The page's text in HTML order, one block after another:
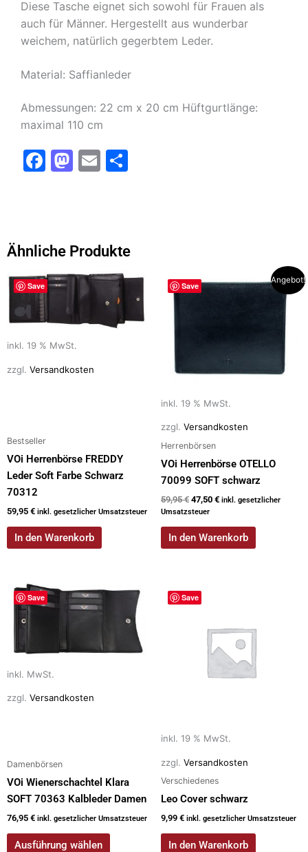
Diese Tasche eignet sich sowohl für Frauen als
auch für Männer. Hergestellt aus wunderbar
weichem, natürlich gegerbtem Leder.
Material: Saffianleder
Abmessungen: 22 cm x 20 cm Hüftgurtlänge:
maximal 110 cm
F
b
o
o
k
M
d
o
n
E
Ähnliche Produkte
Save
inkl. 19 % MwSt.
zzgl. Versandkosten
Bestseller
VOi Herrenbörse FREDDY
Leder Soft Farbe Schwarz
70312
59,95 € inkl. gesetzlicher Umsatzsteuer
In den Warenkorb
Save
Angebot!
inkl. 19 % MwSt.
zzgl. Versandkosten
Herrenbörsen
VOi Herrenbörse OTELLO
70099 SOFT schwarz
59,95€
Preis
47,50 €
Preis
inkl. gesetzlicher
Umsatzsteuer
In den Warenkorb
Save
inkl. MwSt.
zzgl. Versandkosten
Damenbörsen
VOi Wienerschachtel Klara
SOFT 70363 Kalbleder Damen
76,95 € inkl. gesetzlicher Umsatzsteuer
Ausführung wählen
Dieses
Produkt
weist
mehrere
Varianten
auf.
Optionen
Produktseite
gewählt
werden
Save
inkl. 19 % MwSt.
zzgl. Versandkosten
Verschiedenes
Leo Cover schwarz
9,99 € inkl. gesetzlicher Umsatzsteuer
In den Warenkorb